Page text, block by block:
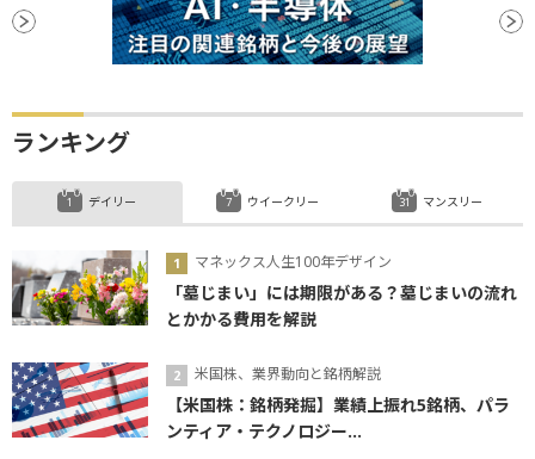
ランキング
デイリー
マネックス人生100年デザイン
「墓じまい」には期限がある？墓じまいの流れ
とかかる費用を解説
米国株、業界動向と銘柄解説
【米国株：銘柄発掘】業績上振れ5銘柄、パラ
ンティア・テクノロジー...
ウイークリー マンスリー